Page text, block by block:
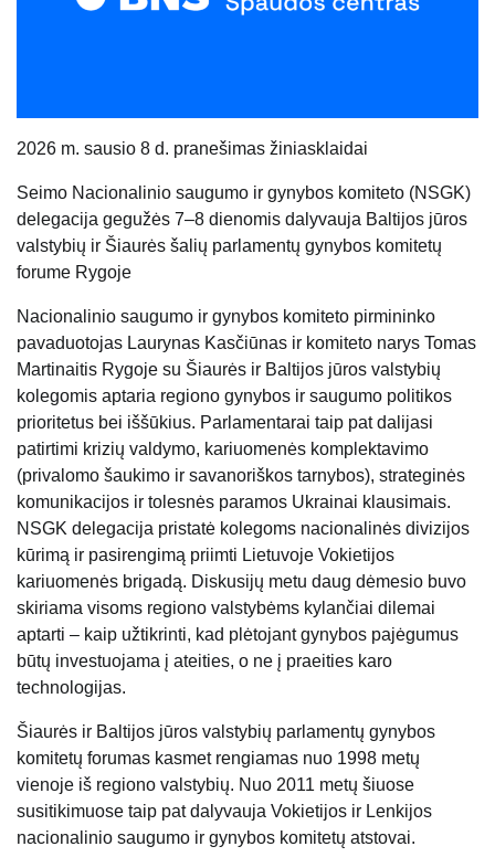
2026 m. sausio 8 d. pranešimas žiniasklaidai
Seimo Nacionalinio saugumo ir gynybos komiteto (NSGK)
delegacija gegužės 7–8 dienomis dalyvauja Baltijos jūros
valstybių ir Šiaurės šalių parlamentų gynybos komitetų
forume Rygoje
Nacionalinio saugumo ir gynybos komiteto pirmininko
pavaduotojas Laurynas Kasčiūnas ir komiteto narys Tomas
Martinaitis Rygoje su Šiaurės ir Baltijos jūros valstybių
kolegomis aptaria regiono gynybos ir saugumo politikos
prioritetus bei iššūkius. Parlamentarai taip pat dalijasi
patirtimi krizių valdymo, kariuomenės komplektavimo
(privalomo šaukimo ir savanoriškos tarnybos), strateginės
komunikacijos ir tolesnės paramos Ukrainai klausimais.
NSGK delegacija pristatė kolegoms nacionalinės divizijos
kūrimą ir pasirengimą priimti Lietuvoje Vokietijos
kariuomenės brigadą. Diskusijų metu daug dėmesio buvo
skiriama visoms regiono valstybėms kylančiai dilemai
aptarti – kaip užtikrinti, kad plėtojant gynybos pajėgumus
būtų investuojama į ateities, o ne į praeities karo
technologijas.
Šiaurės ir Baltijos jūros valstybių parlamentų gynybos
komitetų forumas kasmet rengiamas nuo 1998 metų
vienoje iš regiono valstybių. Nuo 2011 metų šiuose
susitikimuose taip pat dalyvauja Vokietijos ir Lenkijos
nacionalinio saugumo ir gynybos komitetų atstovai.